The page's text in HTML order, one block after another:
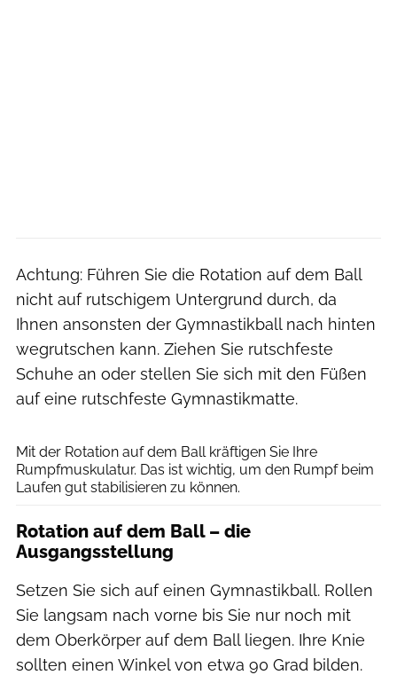
Achtung: Führen Sie die Rotation auf dem Ball
nicht auf rutschigem Untergrund durch, da
Ihnen ansonsten der Gymnastikball nach hinten
wegrutschen kann. Ziehen Sie rutschfeste
Schuhe an oder stellen Sie sich mit den Füßen
auf eine rutschfeste Gymnastikmatte.
Mit der Rotation auf dem Ball kräftigen Sie Ihre
Rumpfmuskulatur. Das ist wichtig, um den Rumpf beim
Laufen gut stabilisieren zu können.
Rotation auf dem Ball – die
Ausgangsstellung
Setzen Sie sich auf einen Gymnastikball. Rollen
Sie langsam nach vorne bis Sie nur noch mit
dem Oberkörper auf dem Ball liegen. Ihre Knie
sollten einen Winkel von etwa 90 Grad bilden.